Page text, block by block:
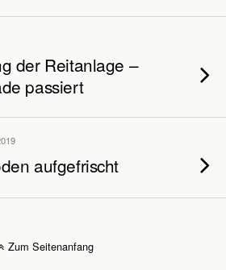
der Reitanlage –
passiert
aufgefrischt
Zum Seitenanfang